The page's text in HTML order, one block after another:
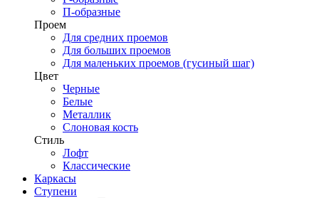
П-образные
Проем
Для средних проемов
Для больших проемов
Для маленьких проемов (гусиный шаг)
Цвет
Черные
Белые
Металлик
Слоновая кость
Стиль
Лофт
Классические
Каркасы
Ступени